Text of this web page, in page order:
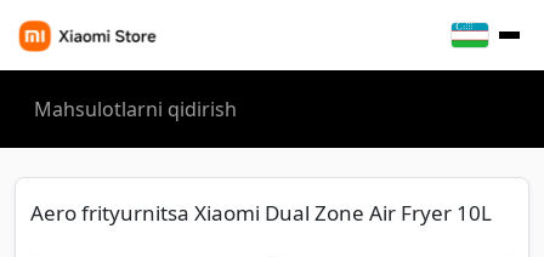
Aero frityurnitsa Xiaomi Dual Zone Air Fryer 10L